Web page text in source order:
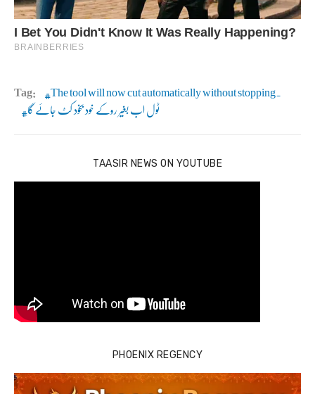
Tag: The tool will now cut automatically without stopping.
ٹول اب بغیر روکے خود بخود کٹ جائے گا
TAASIR NEWS ON YOUTUBE
PHOENIX REGENCY